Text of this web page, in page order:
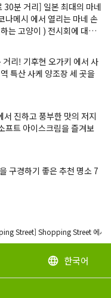
30분 거리] 일본 최대의 마네
나메시 에서 열리는 마네 손
는 고양이 ) 전시회에 대한
리! 기후현 오가키 에서 사
특산 사케 양조장 세 곳을
진하고 풍부한 맛의 저지
프트 아이스크림을 즐겨보
구경하기 좋은 추천 명소 7
Street] Shopping Street 에서
language 한국어